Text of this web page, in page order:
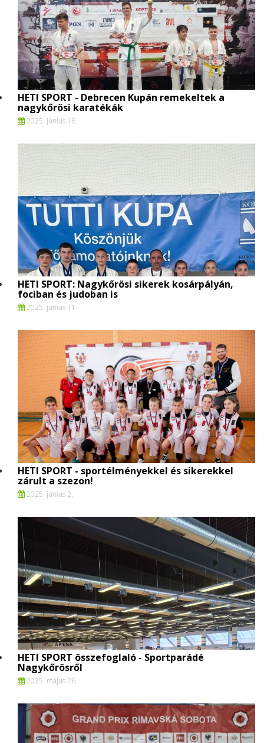
HETI SPORT - Debrecen Kupán remekeltek a
nagykőrösi karatékák
2025. június 16.
HETI SPORT: Nagykőrösi sikerek kosárpályán,
fociban és judoban is
2025. június 11.
HETI SPORT - sportélményekkel és sikerekkel
zárult a szezon!
2025. június 2.
HETI SPORT összefoglaló - Sportparádé
Nagykőrösről
2025. május 26.